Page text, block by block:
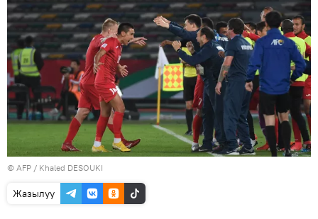
© AFP / Khaled DESOUKI
Жазылуу